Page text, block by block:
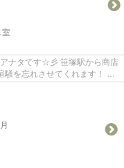
室
ナタです☆彡 笹塚駅から商店
を忘れさせてくれます！ 広